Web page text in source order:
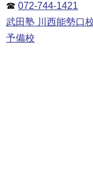
☎ 072-744-1421
武田塾 川西能勢口
予備校